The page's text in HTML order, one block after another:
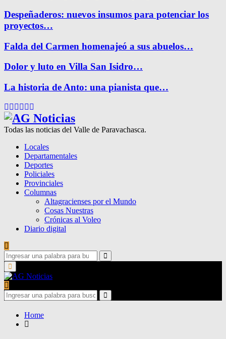
Despeñaderos: nuevos insumos para potenciar los
proyectos…
Falda del Carmen homenajeó a sus abuelos…
Dolor y luto en Villa San Isidro…
La historia de Anto: una pianista que…
Facebook
Twitter
Instagram
Pinterest
Google
Todas las noticias del Valle de Paravachasca.
Locales
Departamentales
Deportes
Policiales
Provinciales
Columnas
Altagracienses por el Mundo
Cosas Nuestras
Crónicas al Voleo
Diario digital
Search
for:
Search
Primary
Menu
Search
for:
Search
Home